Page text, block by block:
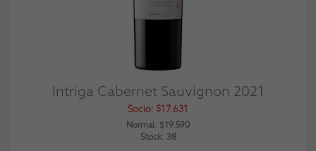
Intriga Cabernet Sauvignon 2021
Socio: $17.631
Normal: $19.590
Stock: 38